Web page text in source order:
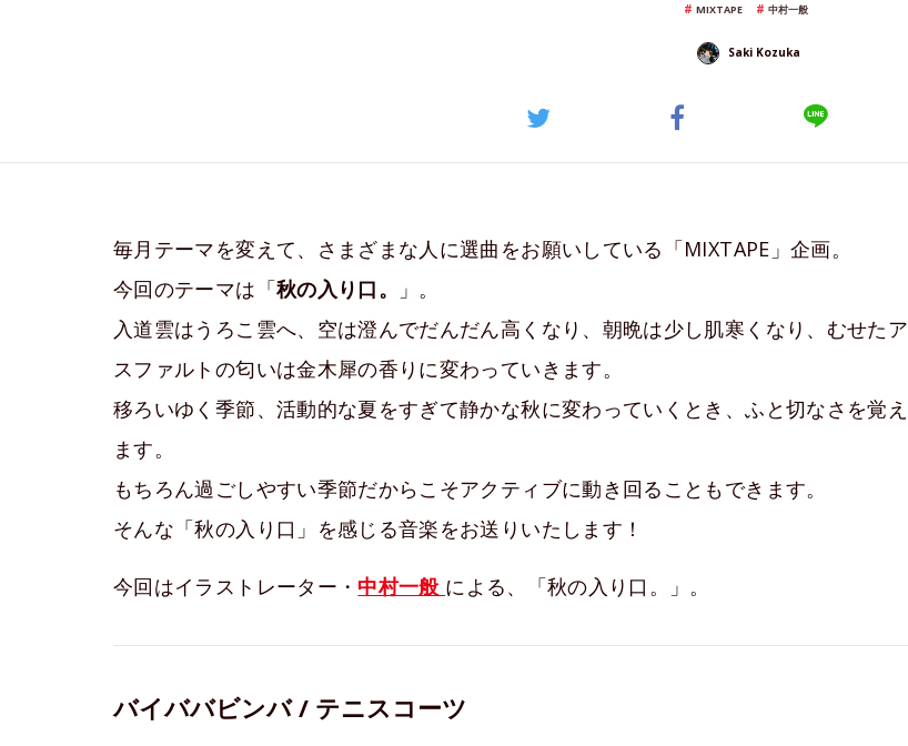
MIXTAPE 中村一般
Saki Kozuka
毎月テーマを変えて、さまざまな人に選曲をお願いしている「MIXTAPE」企画。
今回のテーマは「秋の入り口。
」。
入道雲はうろこ雲へ、空は澄んでだんだん高くなり、朝晩は少し肌寒くなり、むせたア
スファルトの匂いは金木犀の香りに変わっていきます。
移ろいゆく季節、活動的な夏をすぎて静かな秋に変わっていくとき、ふと切なさを覚え
ます。
もちろん過ごしやすい季節だからこそアクティブに動き回ることもできます。
そんな「秋の入り口」を感じる音楽をお送りいたします！
今回はイラストレーター・ 中村一般 による、「秋の入り口。」。
バイババビンバ / テニスコーツ